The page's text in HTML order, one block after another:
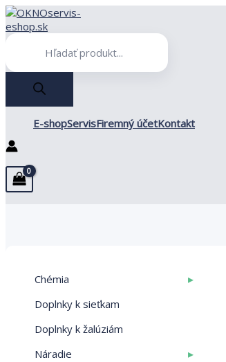
Preskočiť
na
obsah
Products
E-shopServisFiremný účetKontakt
Chémia ▸
Doplnky k sieťkam
Doplnky k žalúziám
Náradie
▸